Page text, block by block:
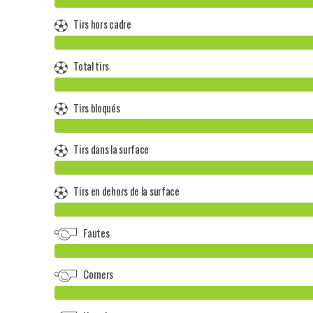
Tirs hors cadre
Total tirs
Tirs bloqués
Tirs dans la surface
Tirs en dehors de la surface
Fautes
Corners